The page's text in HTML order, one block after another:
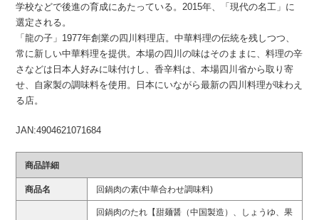
学校などで後進の育成にあたっている。2015年、「現代の名工」に
選定される。
「龍の子」1977年創業の四川料理店。中華料理の伝統を残しつつ、
常に新しい中華料理を提供。本場の四川の味はそのままに、料理の辛
さなどは日本人好みに味付けし、香辛料は、本場四川省から取り寄
せ、自家製の調味料を使用。日本にいながら最新の四川料理が味わえ
る店。
JAN:4904621071684
商品詳細
商品名 回鍋肉の素(中華合わせ調味料)
回鍋肉のたれ【甜麺醤（中国製造）、しょうゆ、果